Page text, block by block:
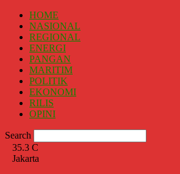
HOME
NASIONAL
REGIONAL
ENERGI
PANGAN
MARITIM
POLITIK
EKONOMI
RILIS
OPINI
Search
35.3 C
Jakarta